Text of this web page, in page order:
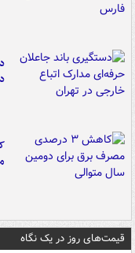
قیمت‌های روز در یک نگاه